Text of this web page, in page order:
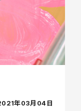
年03月04日